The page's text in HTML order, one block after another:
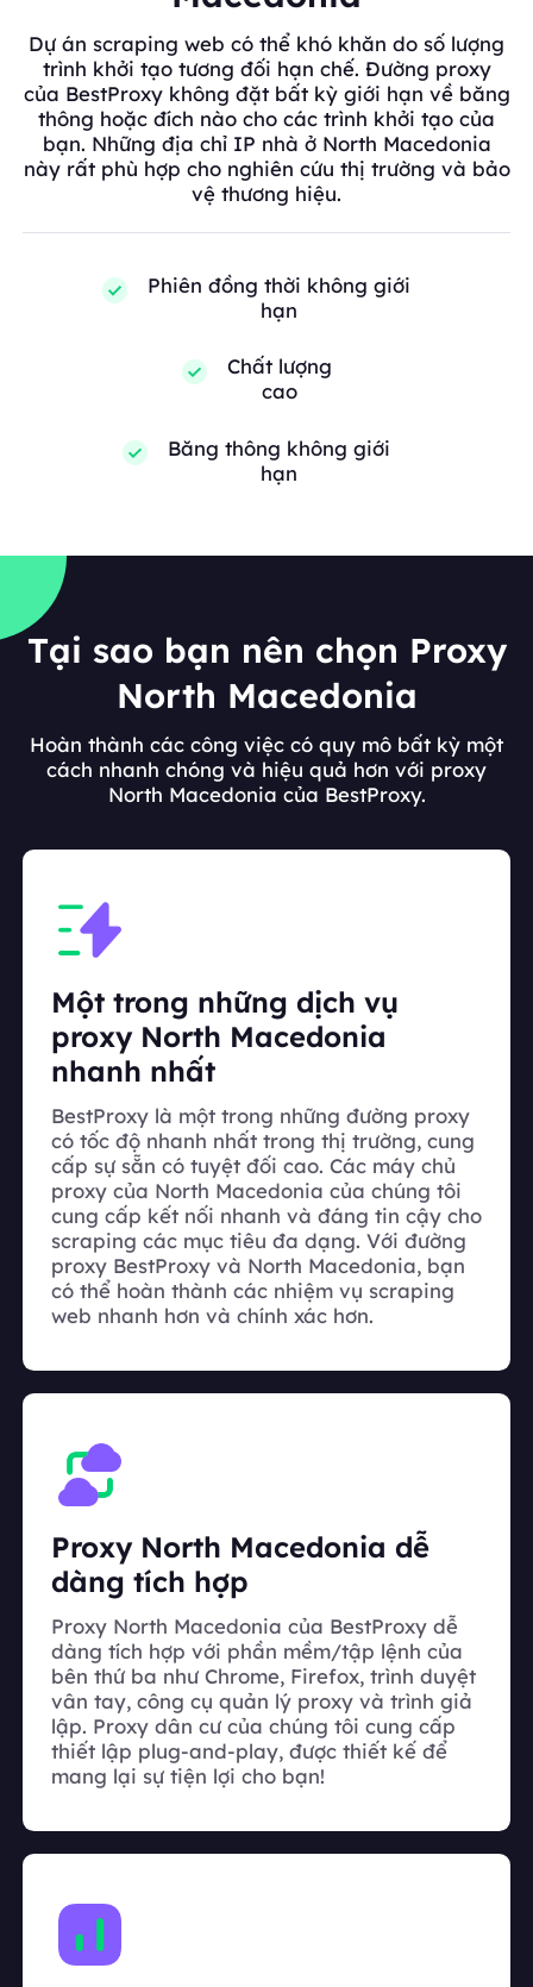
Dự án scraping web có thể khó khăn do số lượng
trình khởi tạo tương đối hạn chế. Đường proxy
của BestProxy không đặt bất kỳ giới hạn về băng
thông hoặc đích nào cho các trình khởi tạo của
bạn. Những địa chỉ IP nhà ở North Macedonia
này rất phù hợp cho nghiên cứu thị trường và bảo
vệ thương hiệu.
Phiên đồng thời không giới
hạn
Chất lượng
cao
Băng thông không giới
hạn
Tại sao bạn nên chọn Proxy
North Macedonia
Hoàn thành các công việc có quy mô bất kỳ một
cách nhanh chóng và hiệu quả hơn với proxy
North Macedonia của BestProxy.
Một trong những dịch vụ
proxy North Macedonia
nhanh nhất
BestProxy là một trong những đường proxy
có tốc độ nhanh nhất trong thị trường, cung
cấp sự sẵn có tuyệt đối cao. Các máy chủ
proxy của North Macedonia của chúng tôi
cung cấp kết nối nhanh và đáng tin cậy cho
scraping các mục tiêu đa dạng. Với đường
proxy BestProxy và North Macedonia, bạn
có thể hoàn thành các nhiệm vụ scraping
web nhanh hơn và chính xác hơn.
Proxy North Macedonia dễ
dàng tích hợp
Proxy North Macedonia của BestProxy dễ
dàng tích hợp với phần mềm/tập lệnh của
bên thứ ba như Chrome, Firefox, trình duyệt
vân tay, công cụ quản lý proxy và trình giả
lập. Proxy dân cư của chúng tôi cung cấp
thiết lập plug-and-play, được thiết kế để
mang lại sự tiện lợi cho bạn!